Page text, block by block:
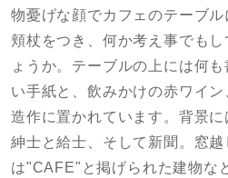
物憂げな顔でカフェのテーブル
頬杖をつき、何か考え事でもし
ょうか。テーブルの上には何
い手紙と、飲みかけの赤ワイ
造作に置かれています。背景
紳士と給士、そして新聞。窓越
は"CAFE"と掲げられた建物な